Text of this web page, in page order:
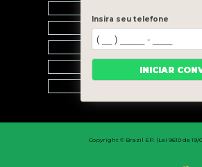
BLOG
CONTATO
CATEGORIAS
Copyright © Brazil EP. (Lei 9610 de 19/
Insira seu telefone
INICIAR